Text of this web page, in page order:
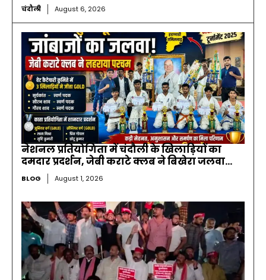
चंदौली August 6, 2026
नेशनल प्रतियोगिता में चंदौली के खिलाड़ियों का
दमदार प्रदर्शन, जेबी कराटे क्लब ने बिखेरा जलवा…
BLOG August 1, 2026